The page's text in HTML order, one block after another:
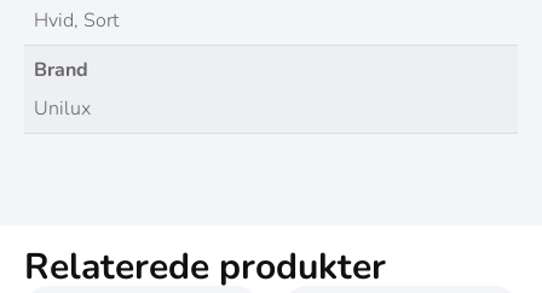
Hvid, Sort
Brand
Unilux
Relaterede produkter